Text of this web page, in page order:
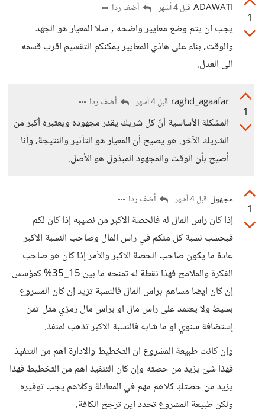
1
ADAWATI قبل 4 أشهر أضف ردا
يجب ان يتم وضع معايير واضحه , مثلا المعيار هو الجهد
والوقت, بناء على هاذي المعايير يمكنكم التقسيم اقرب قسمه
الى العدل.
1
raghd_agaafar قبل 4 أشهر أضف ردا
المشكلة الأساسية أنّ كل شريك يقدر مجهوده ويعتبره أكبر من
الشريك الآخر. هو يصيح أن المعيار هو التأثير والنتيجة، وأنا
أصيح بأن الوقت والمجهود المبذول هو الأصل.
1
مجهول قبل 4 أشهر أضف ردا
إذا كان راس المال له فالحصة الاكبر من نصيبه إذا كان لكم
فبحسب نسبة كل منكم في راس المال وصاحب النسبة الاكبر
عادة ما يكون صاحب الحصة الاكبر والأمر إذا كان هو صاحب
الفكرة والملامح فهذا نقطة له تمنحه ما بين 15_35% كمؤسس
إن كان ايضا مساهم براس المال فالنسبة تزيد إن كان المشروع
بسيط ولا يعتمد على راس مال او براس مال رمزي مثل ثمن
إستضافة سنوي او ما شابه فالنسبة الاكبر تذهب لمنفذ.
وإن كانت طبيعة المشروع ان التخطيط والادارة اهم من التنفيذ
فهذا شئ يزيد من حصته وإن كان التنفيذ اهم من التخطيط فهذا
يزيد من حصتكِ كلاهم مهم في المعادلة وكلاهم يجب توفيره
ولكن طبيعة المشروع تحدد اين ترجح الكافة.